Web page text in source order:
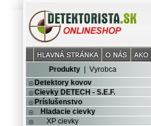
Produkty| Vyrobca
Detektory kovov
Cievky DETECH - S.E.F.
Príslušenstvo
Hladacie cievky
XP cievky